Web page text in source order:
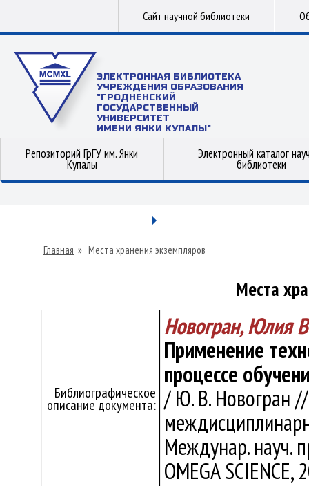
Сайт научной библиотеки
ЭЛЕКТРОННАЯ БИБЛИОТЕКА
УЧРЕЖДЕНИЯ ОБРАЗОВАНИЯ
"ГРОДНЕНСКИЙ
ГОСУДАРСТВЕННЫЙ
УНИВЕРСИТЕТ
ИМЕНИ ЯНКИ КУПАЛЫ"
Репозиторий ГрГУ им. Янки
Купалы
Электронный каталог
библиотеки
Главная » Места хранения экземпляров
Места
Библиографическое
описание документа:
Новогран, Юлия
Применение
процессе
/ Ю. В. Новогран
Междунар. науч.
OMEGA